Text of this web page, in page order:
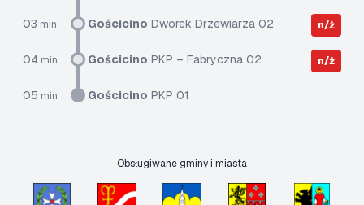
03 min Gościcino Dworek Drzewiarza 02 n/ż
04 min Gościcino PKP – Fabryczna 02 n/ż
05 min Gościcino PKP 01
Obsługiwane gminy i miasta